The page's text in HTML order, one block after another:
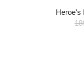
Heroe's